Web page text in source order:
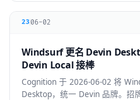
23 06-02
Windsurf 更名 Devin
Devin Local 接棒
Cognition 于 2026-06-02 将
Desktop，统一 Devin 品牌。招